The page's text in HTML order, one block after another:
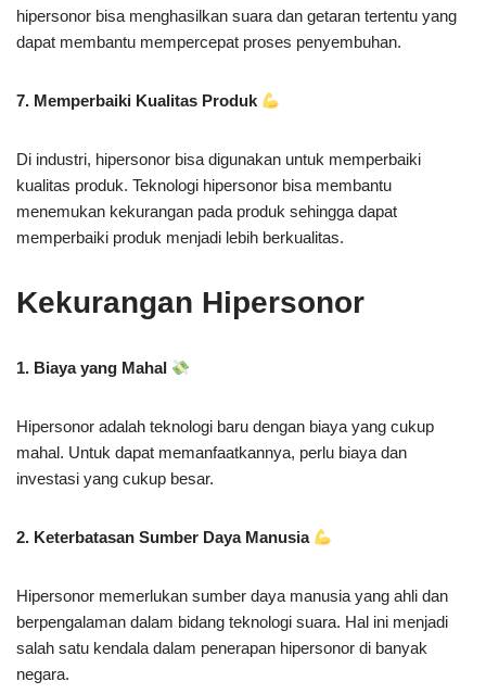
hipersonor bisa menghasilkan suara dan getaran tertentu yang
dapat membantu mempercepat proses penyembuhan.
7. Memperbaiki Kualitas Produk
Di industri, hipersonor bisa digunakan untuk memperbaiki
kualitas produk. Teknologi hipersonor bisa membantu
menemukan kekurangan pada produk sehingga dapat
memperbaiki produk menjadi lebih berkualitas.
Kekurangan Hipersonor
1. Biaya yang Mahal
Hipersonor adalah teknologi baru dengan biaya yang cukup
mahal. Untuk dapat memanfaatkannya, perlu biaya dan
investasi yang cukup besar.
2. Keterbatasan Sumber Daya Manusia
Hipersonor memerlukan sumber daya manusia yang ahli dan
berpengalaman dalam bidang teknologi suara. Hal ini menjadi
salah satu kendala dalam penerapan hipersonor di banyak
negara.